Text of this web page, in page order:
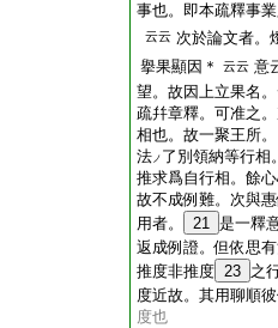
事也。即本疏釋事
云云 次於論文者。
擧果顯因＊
云云 意
望。故因上立果名
疏幷章釋。可准之
相也。故一聚王所
法ノ 了別領納等行相
推求爲自行相。餘
故不成例難。次與
用者。
21 是一釋
返成例證。但依思
推度非推度 23 之
度近故。其用聊順
度也